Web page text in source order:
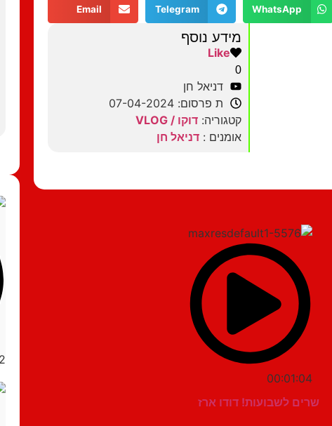
WhatsApp
Telegram
Email
מידע נוסף
Like
0
דניאל חן
ת פרסום: 07-04-2024
קטגוריה: דוקו / VLOG
אומנים : דניאל חן
00:01:04
שרים לשבועות! דודו ארז